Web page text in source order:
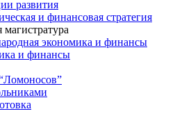
развития
и финансовая стратегия
экономика и финансы
и финансы